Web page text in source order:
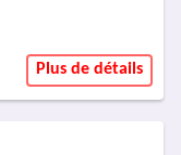
Plus de détails